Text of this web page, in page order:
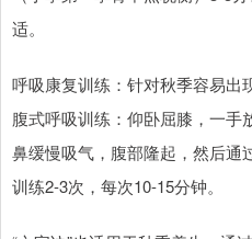
适。
呼吸康复训练：针对秋季容易出
腹式呼吸训练：仰卧屈膝，一手
鼻缓慢吸气，腹部隆起，然后通
训练2-3次，每次10-15分钟。